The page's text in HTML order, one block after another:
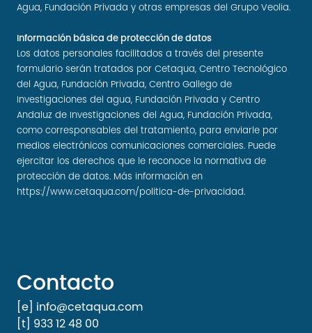
Agua, Fundación Privada y otras empresas del Grupo Veolia.
Información básica de protección de datos
Los datos personales facilitados a través del presente
formulario serán tratados por Cetaqua, Centro Tecnológico
del Agua, Fundación Privada, Centro Gallego de
Investigaciones del agua, Fundación Privada y Centro
Andaluz de Investigaciones del Agua, Fundación Privada,
como corresponsables del tratamiento, para enviarle por
medios electrónicos comunicaciones comerciales. Puede
ejercitar los derechos que le reconoce la normativa de
protección de datos. Más información en
https://www.cetaqua.com/politica-de-privacidad.
Contacto
[e] info@cetaqua.com
[t] 933 12 48 00